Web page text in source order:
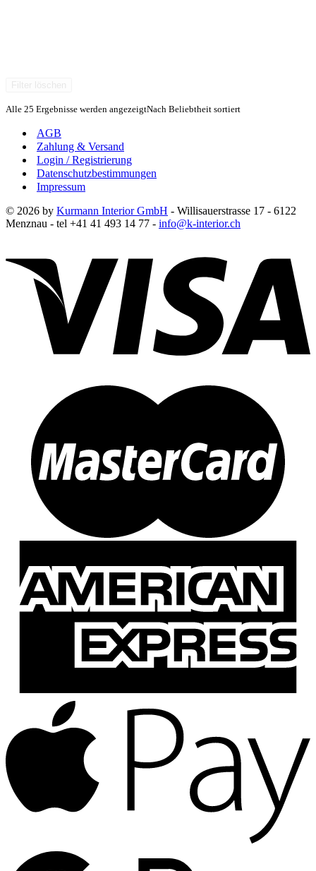
Alle 25 Ergebnisse werden angezeigtNach Beliebtheit sortiert
AGB
Zahlung & Versand
Login / Registrierung
Datenschutzbestimmungen
Impressum
© 2026 by Kurmann Interior GmbH - Willisauerstrasse 17 - 6122
Menznau - tel +41 41 493 14 77 - info@k-interior.ch